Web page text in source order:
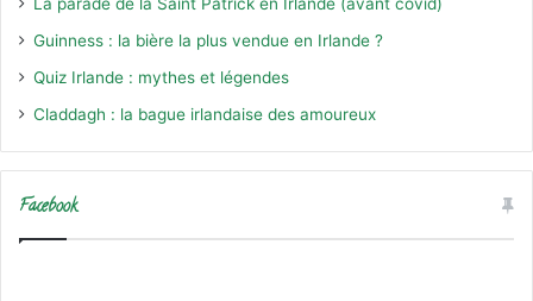
Guinness : la bière la plus vendue en Irlande ?
Quiz Irlande : mythes et légendes
Claddagh : la bague irlandaise des amoureux
Facebook